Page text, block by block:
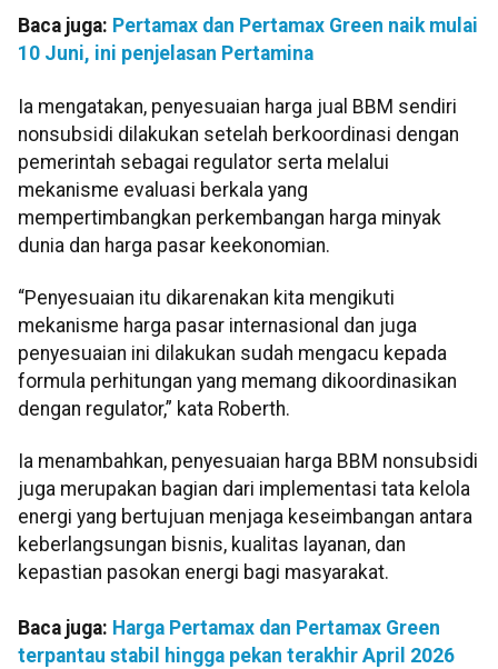
Baca juga: Pertamax dan Pertamax Green naik mulai
10 Juni, ini penjelasan Pertamina
Ia mengatakan, penyesuaian harga jual BBM sendiri
nonsubsidi dilakukan setelah berkoordinasi dengan
pemerintah sebagai regulator serta melalui
mekanisme evaluasi berkala yang
mempertimbangkan perkembangan harga minyak
dunia dan harga pasar keekonomian.
“Penyesuaian itu dikarenakan kita mengikuti
mekanisme harga pasar internasional dan juga
penyesuaian ini dilakukan sudah mengacu kepada
formula perhitungan yang memang dikoordinasikan
dengan regulator,” kata Roberth.
Ia menambahkan, penyesuaian harga BBM nonsubsidi
juga merupakan bagian dari implementasi tata kelola
energi yang bertujuan menjaga keseimbangan antara
keberlangsungan bisnis, kualitas layanan, dan
kepastian pasokan energi bagi masyarakat.
Baca juga: Harga Pertamax dan Pertamax Green
terpantau stabil hingga pekan terakhir April 2026